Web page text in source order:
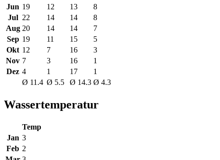
Jun 19 12 13
8
Jul 22 14 14
8
Aug 20 14 14
7
Sep 19 11 15
5
Okt 12 7 16
3
Nov 7 3 16
1
Dez 4 1 17
1
Ø 11.4 Ø 5.5 Ø 14.3 Ø 4.3
Wassertemperatur
Temp
Jan 3
Feb 2